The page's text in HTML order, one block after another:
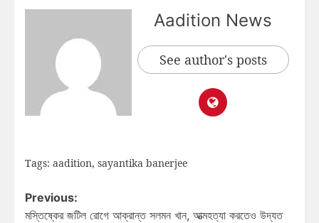
Aadition News
See author's posts
Tags: aadition, sayantika banerjee
Previous:
মস্তিষ্কের জটিল রোগে আক্রান্ত সলমন খান, আত্মহত্যা করতেও উদ্যত